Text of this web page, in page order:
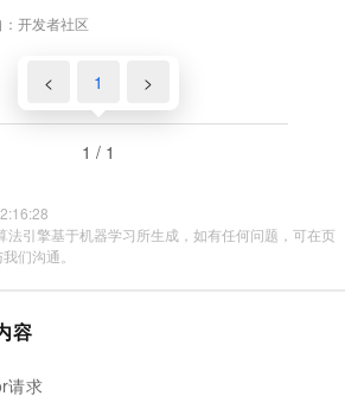
开发者社区
< 1 >
1 / 1
法引擎基于机器学习所生成，如有任何问题，可在页
们沟通。
容
请求